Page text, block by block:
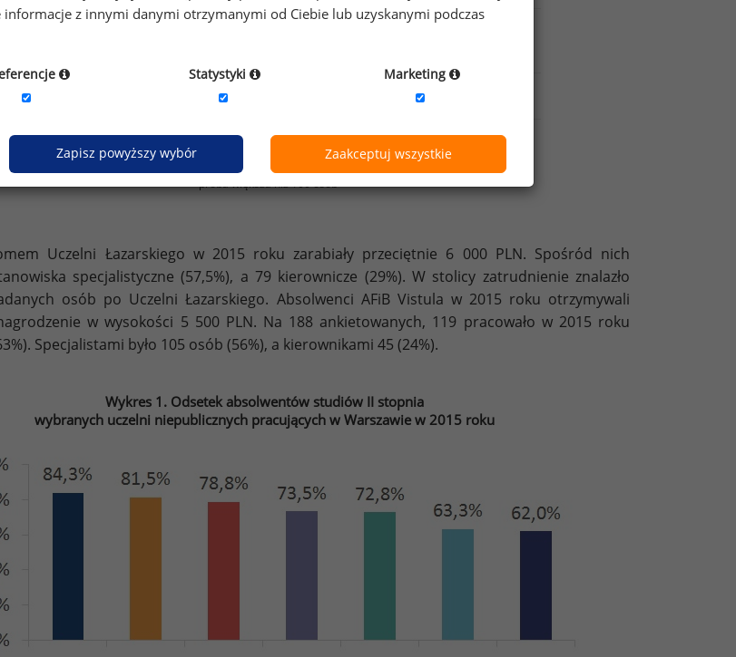
Wyższa Szkoła Finansów
Szkoła Wyższa
Psychologii Społecznej
350
Źródło: Ogólnopolskie Badanie Wynagrodzeń (OBW) przeprowadzone przez Sedlak
*próba większa niż 100 osób
Uczelni Łazarskiego w 2015 roku zarabiały przeciętnie 6 000 PLN. Spośród nich
specjalistyczne (57,5%), a 79 kierownicze (29%). W stolicy zatrudnienie znalazło
osób po Uczelni Łazarskiego. Absolwenci AFiB Vistula w 2015 roku otrzymywali
w wysokości 5 500 PLN. Na 188 ankietowanych, 119 pracowało w 2015 roku
Specjalistami było 105 osób (56%), a kierownikami 45 (24%).
Wykres 1. Odsetek absolwentów studiów II stopnia
wybranych uczelni niepublicznych pracujących w Warszawie w 2015 roku
informacje z innymi danymi otrzymanymi od Ciebie lub uzyskanymi podczas
Statystyki Marketing
Zapisz powyższy wybór Zaakceptuj wszystkie